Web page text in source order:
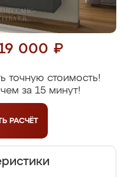
000 ₽
точную стоимость!
за 15 минут!
РАСЧЁТ